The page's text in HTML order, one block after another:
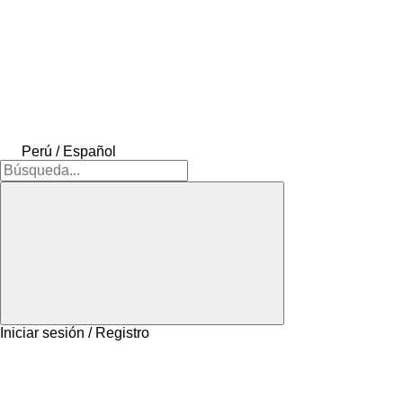
Perú / Español
Iniciar sesión / Registro